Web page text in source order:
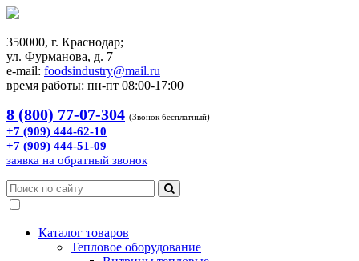
350000, г. Краснодар;
ул. Фурманова, д. 7
e-mail: foodsindustry@mail.ru
время работы: пн-пт 08:00-17:00
8 (800) 77-07-304 (Звонок бесплатный)
+7 (909) 444-62-10
+7 (909) 444-51-09
заявка на обратный звонок
Каталог товаров
Тепловое оборудование